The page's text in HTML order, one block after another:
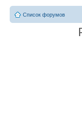
Список форумов